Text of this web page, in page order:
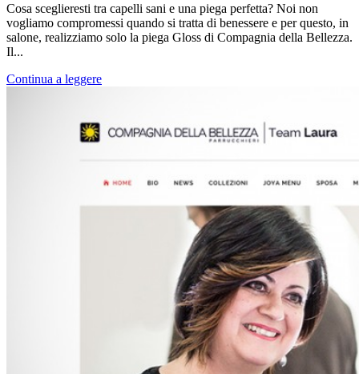
Cosa sceglieresti tra capelli sani e una piega perfetta? Noi non
vogliamo compromessi quando si tratta di benessere e per questo, in
salone, realizziamo solo la piega Gloss di Compagnia della Bellezza.
Il...
Continua a leggere